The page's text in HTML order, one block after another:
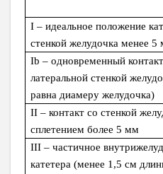
I – идеальное положение
стенкой желудочка менее 5
Ib – одновременный
латеральной стенкой
равна диамеру желудочка)
II – контакт со стенкой
сплетением более 5 мм
III – частичное
катетера (менее 1,5 см